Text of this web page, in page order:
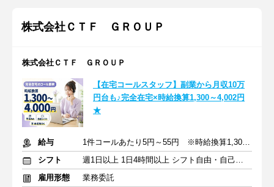
株式会社ＣＴＦ ＧＲＯＵＰ
株式会社ＣＴＦ ＧＲＯＵＰ
【在宅コールスタッフ】副業から月収10万
円台も♪完全在宅×時給換算1,300～4,002円
★
給与
1件コールあたり5円～55円 ※時給換算1,300円～4,000円
シフト
週1日以上 1日4時間以上 シフト自由・自己申告
雇用形態
業務委託